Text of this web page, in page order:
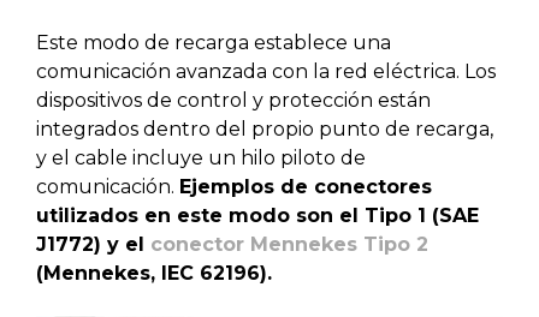
Este modo de recarga establece una
comunicación avanzada con la red eléctrica. Los
dispositivos de control y protección están
integrados dentro del propio punto de recarga,
y el cable incluye un hilo piloto de
comunicación. Ejemplos de conectores
utilizados en este modo son el Tipo 1 (SAE
J1772) y el conector Mennekes Tipo 2
(Mennekes, IEC 62196).